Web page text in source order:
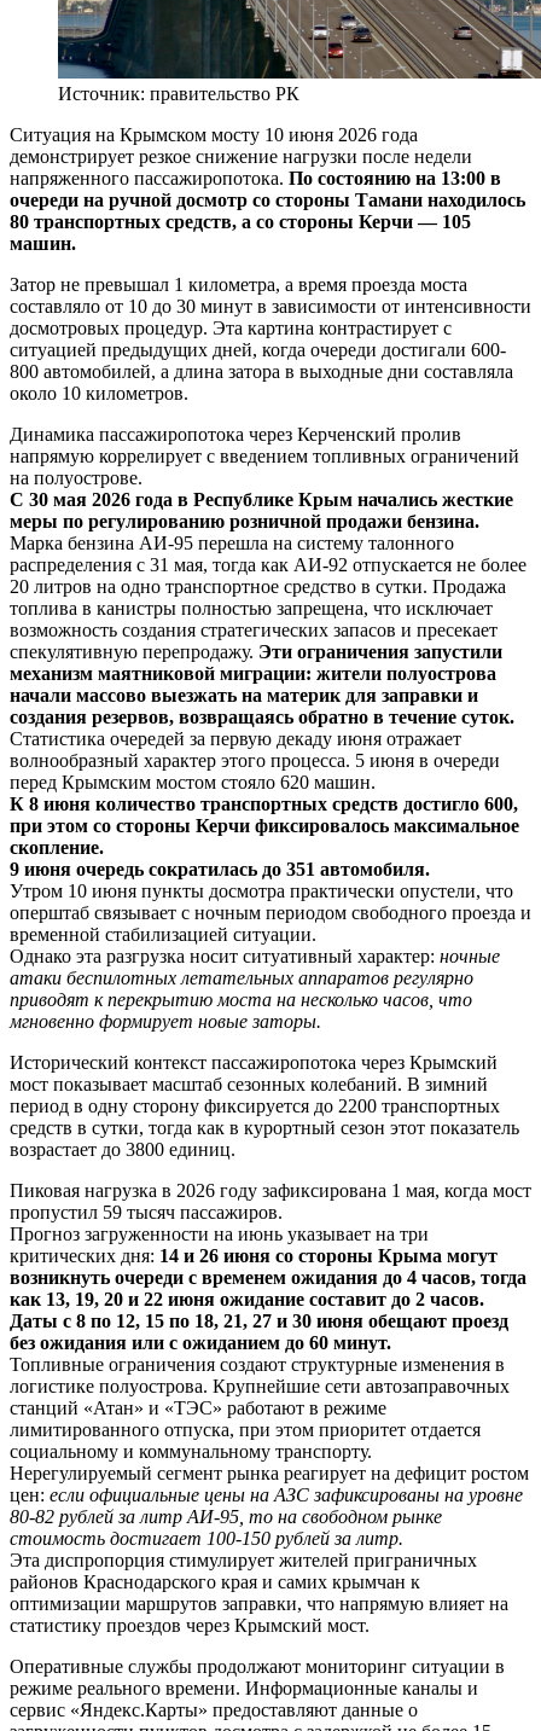
Источник: правительство РК
Ситуация на Крымском мосту 10 июня 2026 года
демонстрирует резкое снижение нагрузки после недели
напряженного пассажиропотока. По состоянию на 13:00 в
очереди на ручной досмотр со стороны Тамани находилось
80 транспортных средств, а со стороны Керчи — 105
машин.
Затор не превышал 1 километра, а время проезда моста
составляло от 10 до 30 минут в зависимости от интенсивности
досмотровых процедур. Эта картина контрастирует с
ситуацией предыдущих дней, когда очереди достигали 600-
800 автомобилей, а длина затора в выходные дни составляла
около 10 километров.
Динамика пассажиропотока через Керченский пролив
напрямую коррелирует с введением топливных ограничений
на полуострове.
С 30 мая 2026 года в Республике Крым начались жесткие
меры по регулированию розничной продажи бензина.
Марка бензина АИ-95 перешла на систему талонного
распределения с 31 мая, тогда как АИ-92 отпускается не более
20 литров на одно транспортное средство в сутки. Продажа
топлива в канистры полностью запрещена, что исключает
возможность создания стратегических запасов и пресекает
спекулятивную перепродажу. Эти ограничения запустили
механизм маятниковой миграции: жители полуострова
начали массово выезжать на материк для заправки и
создания резервов, возвращаясь обратно в течение суток.
Статистика очередей за первую декаду июня отражает
волнообразный характер этого процесса. 5 июня в очереди
перед Крымским мостом стояло 620 машин.
К 8 июня количество транспортных средств достигло 600,
при этом со стороны Керчи фиксировалось максимальное
скопление.
9 июня очередь сократилась до 351 автомобиля.
Утром 10 июня пункты досмотра практически опустели, что
оперштаб связывает с ночным периодом свободного проезда и
временной стабилизацией ситуации.
Однако эта разгрузка носит ситуативный характер: ночные
атаки беспилотных летательных аппаратов регулярно
приводят к перекрытию моста на несколько часов, что
мгновенно формирует новые заторы.
Исторический контекст пассажиропотока через Крымский
мост показывает масштаб сезонных колебаний. В зимний
период в одну сторону фиксируется до 2200 транспортных
средств в сутки, тогда как в курортный сезон этот показатель
возрастает до 3800 единиц.
Пиковая нагрузка в 2026 году зафиксирована 1 мая, когда мост
пропустил 59 тысяч пассажиров.
Прогноз загруженности на июнь указывает на три
критических дня: 14 и 26 июня со стороны Крыма могут
возникнуть очереди с временем ожидания до 4 часов, тогда
как 13, 19, 20 и 22 июня ожидание составит до 2 часов.
Даты с 8 по 12, 15 по 18, 21, 27 и 30 июня обещают проезд
без ожидания или с ожиданием до 60 минут.
Топливные ограничения создают структурные изменения в
логистике полуострова. Крупнейшие сети автозаправочных
станций «Атан» и «ТЭС» работают в режиме
лимитированного отпуска, при этом приоритет отдается
социальному и коммунальному транспорту.
Нерегулируемый сегмент рынка реагирует на дефицит ростом
цен: если официальные цены на АЗС зафиксированы на уровне
80-82 рублей за литр АИ-95, то на свободном рынке
стоимость достигает 100-150 рублей за литр.
Эта диспропорция стимулирует жителей приграничных
районов Краснодарского края и самих крымчан к
оптимизации маршрутов заправки, что напрямую влияет на
статистику проездов через Крымский мост.
Оперативные службы продолжают мониторинг ситуации в
режиме реального времени. Информационные каналы и
сервис «Яндекс.Карты» предоставляют данные о